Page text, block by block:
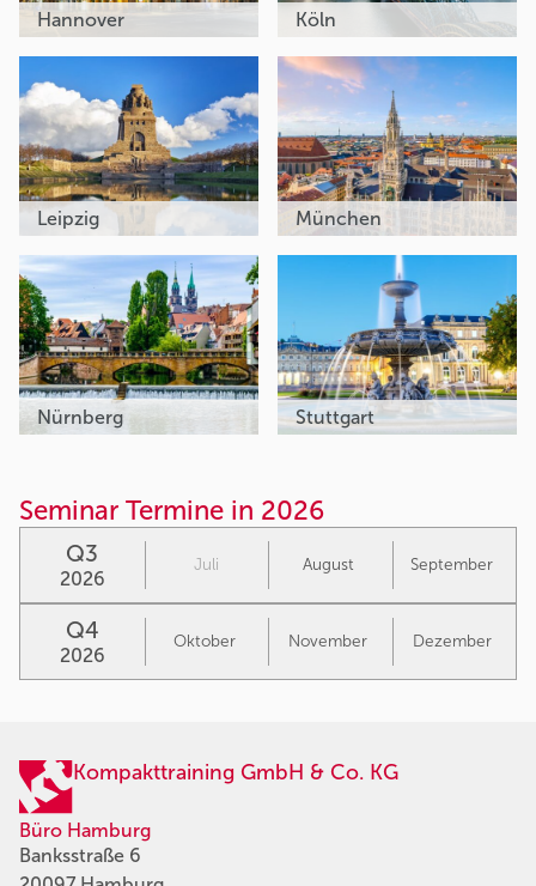
Hannover Köln
Leipzig München
Nürnberg Stuttgart
Seminar Termine in 2026
Q3
2026
Juli August September
Q4
2026
Oktober November Dezember
Kompakttraining GmbH & Co. KG
Büro Hamburg
Banksstraße 6